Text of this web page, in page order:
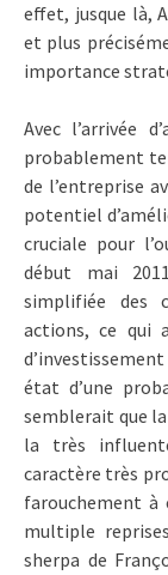
effet, jusque là,
et plus
importance
Avec l’arrivée
probablement
de l’entreprise
potentiel
cruciale pour
début mai
simplifiée des
actions, ce qui
état d’une
semblerait que la
la très
caractère très
farouchement
multiple
sherpa de